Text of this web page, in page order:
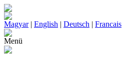
Magyar| English | Deutsch | Francais
Menü